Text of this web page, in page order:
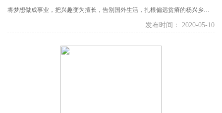
将梦想做成事业，把兴趣变为擅长，告别国外生活，扎根偏远贫瘠的杨兴乡，
这位深山放歌的“90后”牧场姑娘邓昕，演绎着与众不同的人生。 七峰山羊驼养
殖基地在太原市阳曲县杨兴乡落成后，从国外引进的第一批100只羊驼在这里安
发布时间： 2020-05-10